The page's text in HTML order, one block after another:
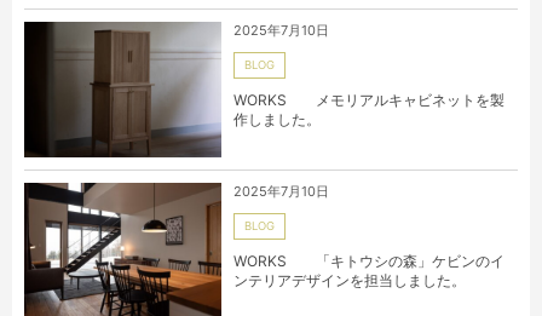
2025年7月10日
BLOG
WORKS メモリアルキャビネットを製
作しました。
2025年7月10日
BLOG
WORKS 「キトウシの森」ケビンのイ
ンテリアデザインを担当しました。